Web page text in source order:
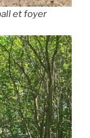
et foyer